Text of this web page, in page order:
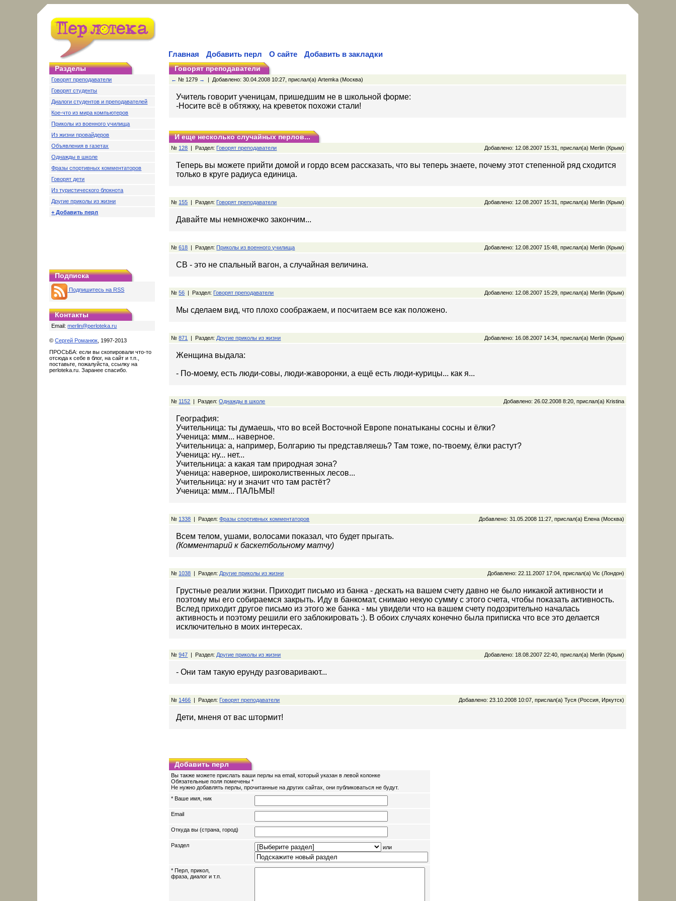
Главная Добавить перл О сайте
Добавить в закладки
Разделы
Говорят преподаватели
Говорят студенты
Диалоги студентов и преподавателей
Кое-что из мира компьютеров
Приколы из военного училища
Из жизни провайдеров
Объявления в газетах
Однажды в школе
Фразы спортивных комментаторов
Говорят дети
Из туристического блокнота
Другие приколы из жизни
+ Добавить перл
Подписка
Подпишитесь на RSS
Контакты
Email:merlin@perloteka.ru
©Сергей Романюк , 1997-2013
ПРОСЬБА: если вы скопировали что-то
отсюда к себе в блог, на сайт и т.п.,
поставьте, пожалуйста, ссылку на
perloteka.ru. Заранее спасибо.
Говорят преподаватели
← № 1279 → | Добавлено: 30.04.2008 10:27, прислал(а) Artemka (Москва)
Учитель говорит ученицам, пришедшим не в школьной форме:
-Носите всё в обтяжку, на креветок похожи стали!
И еще несколько случайных перлов...
№ 128 | Раздел: Говорят преподаватели Добавлено: 12.08.2007 15:31, прислал(а) Merlin (Крым)
Теперь вы можете прийти домой и гордо всем рассказать, что вы теперь знаете, почему этот степенной ряд сходится
только в круге радиуса единица.
№ 155 | Раздел: Говорят преподаватели Добавлено: 12.08.2007 15:31, прислал(а) Merlin (Крым)
Давайте мы немножечко закончим...
№618 | Раздел:Приколы из военного училища Добавлено: 12.08.2007 15:48, прислал(а) Merlin (Крым)
СВ - это не спальный вагон, а случайная величина.
№56 | Раздел: Говорят преподаватели Добавлено: 12.08.2007 15:29, прислал(а) Merlin (Крым)
Мы сделаем вид, что плохо соображаем, и посчитаем все как положено.
№871 | Раздел: Другие приколы из жизни Добавлено: 16.08.2007 14:34, прислал(а) Merlin (Крым)
Женщина выдала:
- По-моему, есть люди-совы, люди-жаворонки, а ещё есть люди-курицы... как я...
№ 1152 | Раздел:Однажды в школе Добавлено: 26.02.2008 8:20, прислал(а) Kristina
География:
Учительница: ты думаешь, что во всей Восточной Европе понатыканы сосны и ёлки?
Ученица: ммм... наверное.
Учительница: а, например, Болгарию ты представляешь? Там тоже, по-твоему, ёлки растут?
Ученица: ну... нет...
Учительница: а какая там природная зона?
Ученица: наверное, широколиственных лесов...
Учительница: ну и значит что там растёт?
Ученица: ммм... ПАЛЬМЫ!
№ 1338 | Раздел:Фразы спортивных комментаторов Добавлено: 31.05.2008 11:27, прислал(а) Елена (Москва)
Всем телом, ушами, волосами показал, что будет прыгать.
(Комментарий к баскетбольному матчу)
№ 1038 | Раздел: Другие приколы из жизни Добавлено: 22.11.2007 17:04, прислал(а) Vic (Лондон)
Грустные реалии жизни. Приходит письмо из банка - дескать на вашем счету давно не было никакой активности и
поэтому мы его собираемся закрыть. Иду в банкомат, снимаю некую сумму с этого счета, чтобы показать активность.
Вслед приходит другое письмо из этого же банка - мы увидели что на вашем счету подозрительно началась
активность и поэтому решили его заблокировать :). В обоих случаях конечно была приписка что все это делается
исключительно в моих интересах.
№947 | Раздел: Другие приколы из жизни Добавлено: 18.08.2007 22:40, прислал(а) Merlin (Крым)
- Они там такую ерунду разговаривают...
№ 1466 | Раздел: Говорят преподаватели Добавлено: 23.10.2008 10:07, прислал(а) Туся (Россия, Иркутск)
Дети, мненя от вас штормит!
Добавить перл
Вы также можете прислать ваши перлы на email, который указан в левой колонке
Обязательные поля помечены *
Не нужно добавлять перлы, прочитанные на других сайтах, они публиковаться не будут.
* Ваше имя, ник
Email
Откуда вы (страна, город)
Раздел или
* Перл, прикол,
фраза, диалог и т.п.